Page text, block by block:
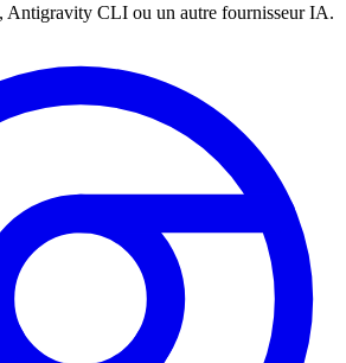
Antigravity CLI ou un autre fournisseur IA.